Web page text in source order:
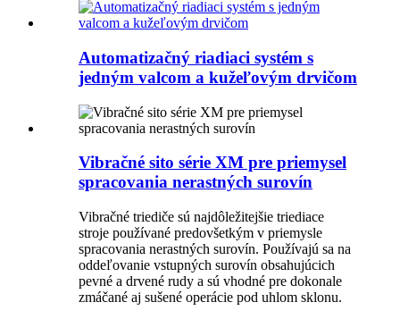
Automatizačný riadiaci systém s
jedným valcom a kužeľovým drvičom
Vibračné sito série XM pre priemysel
spracovania nerastných surovín
Vibračné triediče sú najdôležitejšie triediace
stroje používané predovšetkým v priemysle
spracovania nerastných surovín. Používajú sa na
oddeľovanie vstupných surovín obsahujúcich
pevné a drvené rudy a sú vhodné pre dokonale
zmáčané aj sušené operácie pod uhlom sklonu.